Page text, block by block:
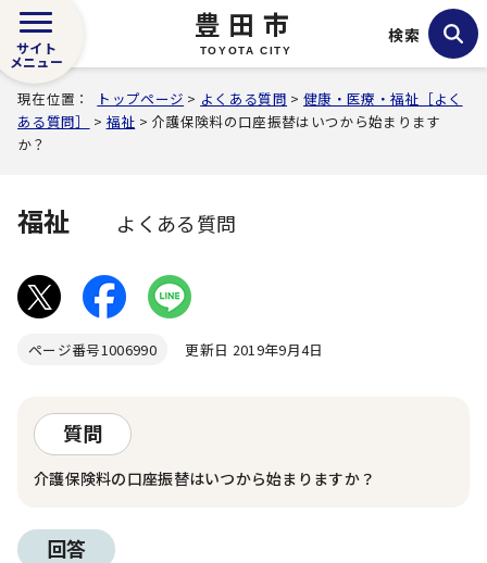
豊田市
TOYOTA CITY
サイト
メニュー
検索
現在位置： トップページ > よくある質問 >健康・医療・福祉［よく
ある質問］
> 福祉 > 介護保険料の口座振替はいつから始まります
か？
福祉 よくある質問
ページ番号1006990 更新日 2019年9月4日
質問
介護保険料の口座振替はいつから始まりますか？
回答